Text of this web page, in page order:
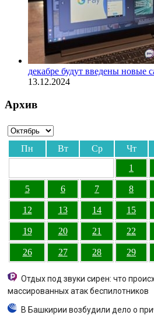
декабре будут введены новые
13.12.2024
Архив
Пн Вт Ср Чт
1
5 6 7 8
12 13 14 15
19 20 21 22
26 27 28 29
Отдых под звуки сирен: что
массированных атак беспилотников
В Башкирии возбудили дело о